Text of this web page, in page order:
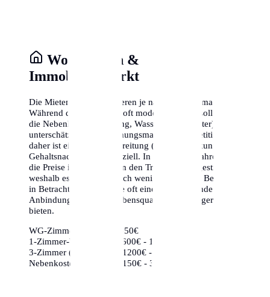
Wohnkosten &
Immobilienmarkt
Die Mieten in Köln variieren je nach Stadtteil massiv.
Während die Kaltmieten oft moderat wirken, solltest du
die Nebenkosten (Heizung, Wasser, Hausmeister) nicht
unterschätzen. Der Wohnungsmarkt ist kompetitiv,
daher ist eine gute Vorbereitung (Schufa-Auskunft,
Gehaltsnachweise) essenziell. In den letzten Jahren sind
die Preise insbesondere in den Trendvierteln gestiegen,
weshalb es sich lohnt, auch weniger bekannte Bezirke
in Betracht zu ziehen, die oft eine hervorragende
Anbindung und mehr Lebensqualität für weniger Geld
bieten.
WG-Zimmer:
ca. 350€ - 650€
1-Zimmer-Wohnung:
ca. 600€ - 1000€
3-Zimmer (Zentrum):
ca. 1200€ - 2000€
Nebenkosten (85m²):
ca. 150€ - 350€